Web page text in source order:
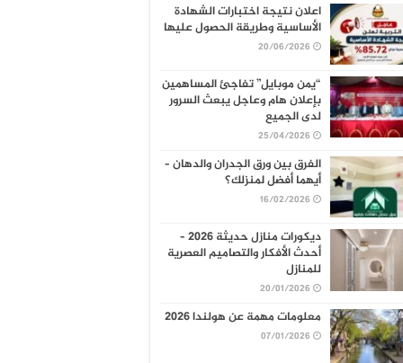
اعلان نتيجة اختبارات الشهادة
الأساسية وطريقة الحصول عليها
20/06/2026
“يمن موبايل” تفاجئ المساهمين
بإعلان هام وعاجل يبعث السرور
لدى الجميع
25/04/2026
الفرق بين ورق الجدران والدهان –
أيهما أفضل لمنزلك؟
16/02/2026
ديكورات منازل حديثة 2026 –
أحدث الأفكار والتصاميم العصرية
للمنازل
20/01/2026
معلومات مهمة عن هولندا 2026
07/01/2026